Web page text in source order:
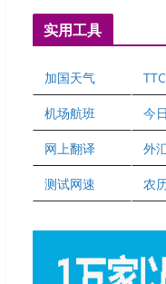
国际注册执业营养师公
爱德华连锁酒店万锦分
健健宝公司
二十一世纪美联地产
全球趋势移民留学
盛达资本
正点印艺设计
实用工具
加国天气 TTC
机场航班 今
网上翻译 外
测试网速 农